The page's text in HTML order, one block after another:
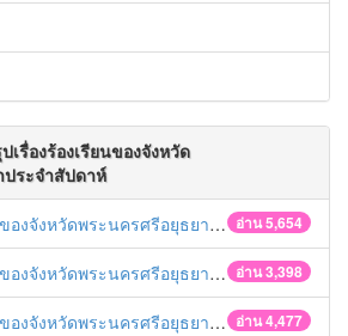
เรื่องร้องเรียนของจังหวัด
ระจำสัปดาห์
อ่าน 5,654
ะนครศรีอยุธยา ประจำวันที่ 7-11 กันยายน 2558
อ่าน 3,398
รศรีอยุธยา ประจำวันที่ 31 สิงหาคม - 4 กันยายน 2558
อ่าน 4,477
นครศรีอยุธยา ประจำวันที่ 24-28 สิงหาคม 2558